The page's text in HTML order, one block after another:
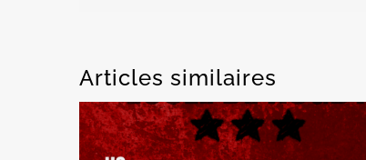
Articles similaires